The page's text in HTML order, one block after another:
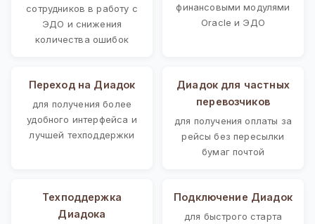
сотрудников в работу с
ЭДО и снижения
количества ошибок
финансовыми модулями
Oracle и ЭДО
Переход на Диадок
для получения более
удобного интерфейса и
лучшей техподдержки
Диадок для частных
перевозчиков
для получения оплаты за
рейсы без пересылки
бумаг почтой
Техподдержка
Диадока
Подключение Диадок
для быстрого старта